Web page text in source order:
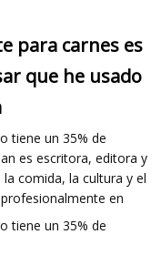
para carnes es
que he usado
tiene un 35% de
es escritora, editora y
comida, la cultura y el
en
tiene un 35% de